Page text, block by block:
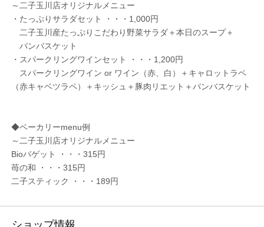
～二子玉川店オリジナルメニュー
・たっぷりサラダセット ・・・1,000円
二子玉川産たっぷりこだわり野菜サラダ＋本日のスープ＋
パンバスケット
・スパークリングワインセット ・・・1,200円
スパークリングワイン or ワイン（赤、白）＋キャロットラペ
（赤キャベツラペ）＋キッシュ＋豚肉リエット＋パンバスケット
◆ベーカリーmenu例
～二子玉川店オリジナルメニュー
Bioバゲット ・・・315円
苺の和 ・・・315円
二子スティック ・・・189円